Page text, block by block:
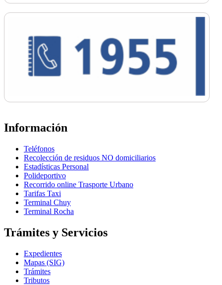
Información
Teléfonos
Recolección de residuos NO domiciliarios
Estadísticas Personal
Polideportivo
Recorrido online Trasporte Urbano
Tarifas Taxi
Terminal Chuy
Terminal Rocha
Trámites y Servicios
Expedientes
Mapas (SIG)
Trámites
Tributos